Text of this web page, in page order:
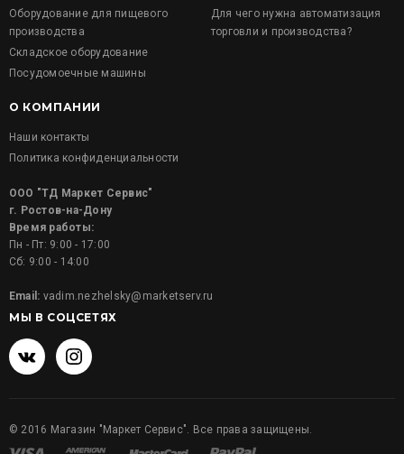
Оборудование для пищевого
производства
Складское оборудование
Посудомоечные машины
Для чего нужна автоматизация
торговли и производства?
О КОМПАНИИ
Наши контакты
Политика конфиденциальности
ООО "ТД Маркет Сервис"
г. Ростов-на-Дону
Время работы:
Пн - Пт: 9:00 - 17:00
Сб: 9:00 - 14:00
Email: vadim.nezhelsky@marketserv.ru
МЫ В СОЦСЕТЯХ
© 2016 Магазин "Маркет Сервис". Все права защищены.